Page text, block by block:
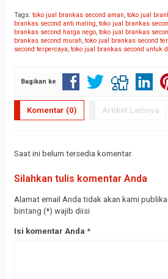
Tags: toko jual brankas second aman, toko jual
brankas second anti maling, toko jual brankas
brankas second harga nego, toko jual brankas
brankas second murah, toko jual brankas second
second terpercaya, toko jual brankas second untuk
Bagikan ke
Komentar (0) Artikel Lainnya
Saat ini belum tersedia komentar.
Silahkan tulis komentar Anda
Alamat email Anda tidak akan kami
bintang (*) wajib diisi.
Isi komentar Anda *